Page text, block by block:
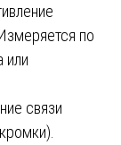
по
или
связи